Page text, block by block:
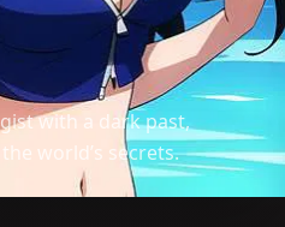
with a dark past,
world’s secrets.